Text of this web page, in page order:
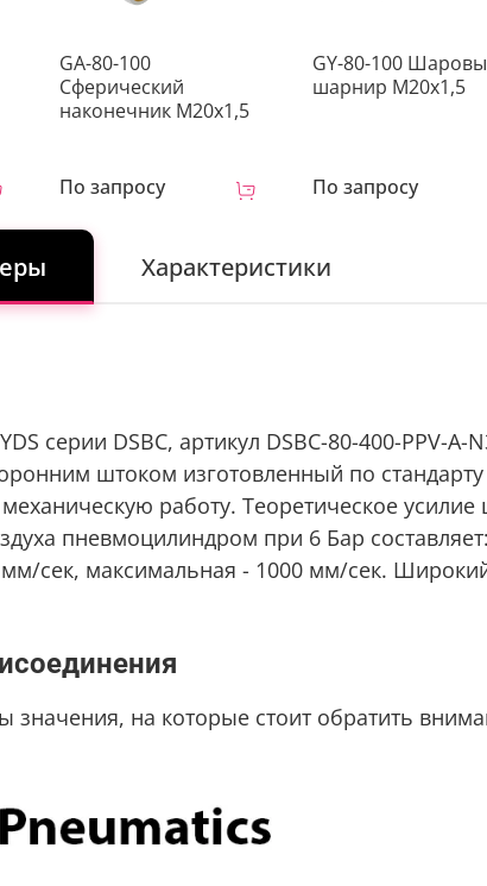
GA-80-100
Сферический
наконечник M20x1,5
По запросу
GY-80-100
шарнир М20х1,5
По запросу
Характеристики
серии DSBC, артикул DSBC-80-400-
штоком изготовленный по
механическую работу. Теоретическое
пневмоцилиндром при 6 Бар
сек, максимальная - 1000 мм/сек.
значения, на которые стоит обратить